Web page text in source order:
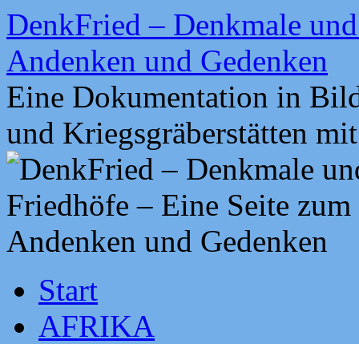
Zum
Inhalt
springen
DenkFried – Denkmale
Andenken und Gedenken
Eine Dokumentation in
und Kriegsgräberstätten
Start
AFRIKA